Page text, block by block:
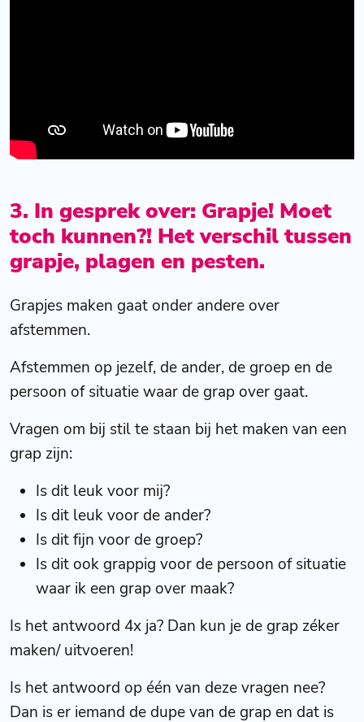
3. In gesprek over: Grapje! Moet
toch kunnen?! Het verschil tussen
grapje, plagen en pesten.
Grapjes maken gaat onder andere over
afstemmen.
Afstemmen op jezelf, de ander, de groep en de
persoon of situatie waar de grap over gaat.
Vragen om bij stil te staan bij het maken van een
grap zijn:
Is dit leuk voor mij?
Is dit leuk voor de ander?
Is dit fijn voor de groep?
Is dit ook grappig voor de persoon of situatie
waar ik een grap over maak?
Is het antwoord 4x ja? Dan kun je de grap zéker
maken/ uitvoeren!
Is het antwoord op één van deze vragen nee?
Dan is er iemand de dupe van de grap en dat is